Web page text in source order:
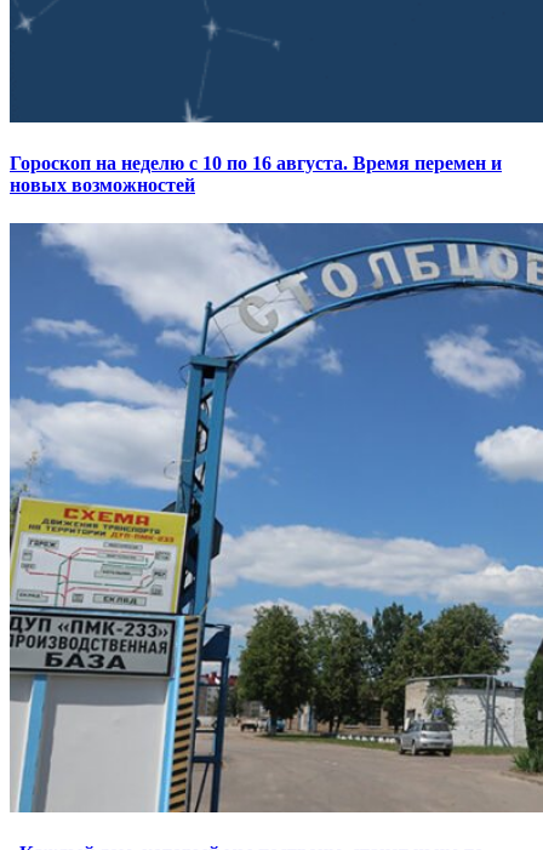
Гороскоп на неделю с 10 по 16 августа. Время перемен и
новых возможностей